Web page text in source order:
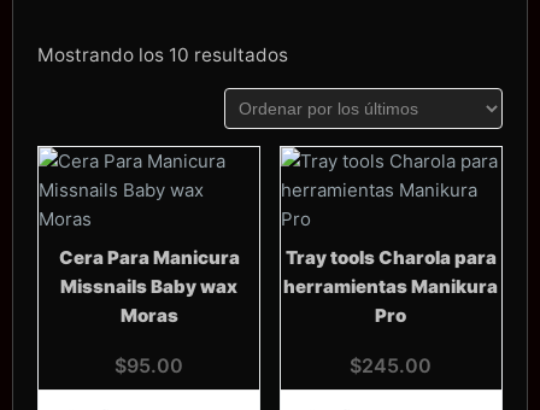
Mostrando los 10 resultadosOrdenado
por
los
últimos
Cera Para Manicura
Missnails Baby wax
Moras
$95.00
Tray tools Charola para
herramientas Manikura
Pro
$245.00